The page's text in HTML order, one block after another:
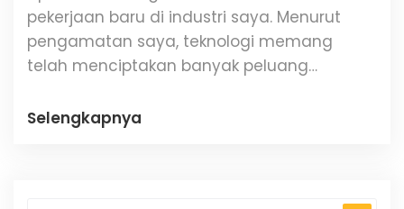
pekerjaan baru di industri saya. Menurut
pengamatan saya, teknologi memang
telah menciptakan banyak peluang
dan teknologi informasi. Beberapa contoh
Selengkapnya